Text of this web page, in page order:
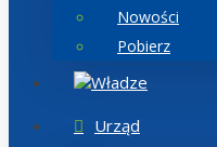
Nowości
Pobierz
Władze
Urząd